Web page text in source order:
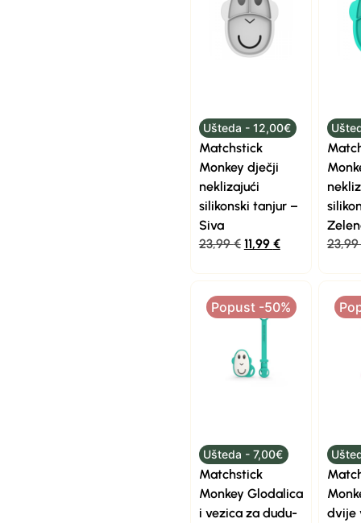
Ušteda - 12,00€
Matchstick
Monkey dječji
neklizajući
silikonski tanjur –
Siva
23,99€ 11,99 €
23,99
Popust -50%
Ušteda - 7,00€
Matchstick
Monkey Glodalica
i vezica za dudu-
dvije